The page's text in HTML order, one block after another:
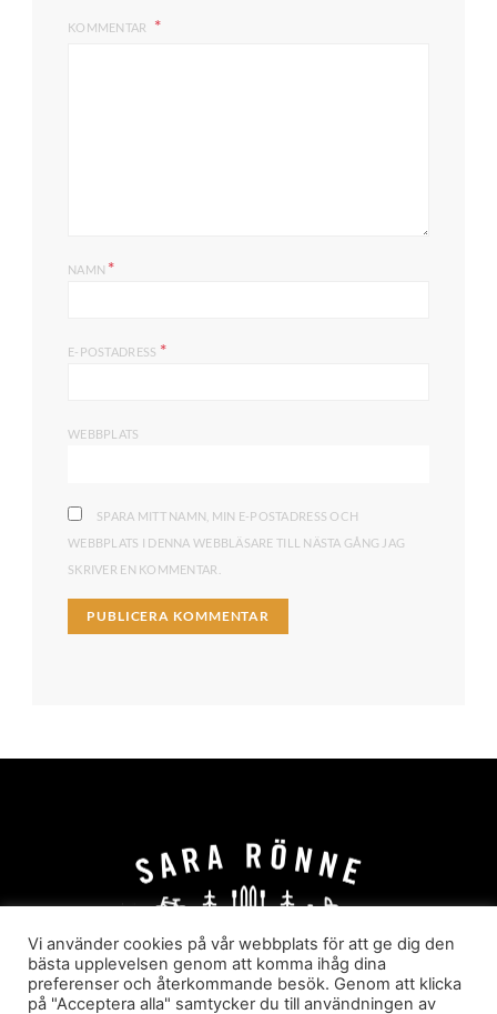
KOMMENTAR
NAMN *
E-POSTADRESS *
WEBBPLATS
SPARA MITT NAMN, MIN E-POSTADRESS OCH
WEBBPLATS I DENNA WEBBLÄSARE TILL NÄSTA GÅNG JAG
SKRIVER EN KOMMENTAR.
HEM OM MIG
JOBBA MED MIG
Vi använder cookies på vår webbplats för att ge dig den
bästa upplevelsen genom att komma ihåg dina
preferenser och återkommande besök. Genom att klicka
på "Acceptera alla" samtycker du till användningen av